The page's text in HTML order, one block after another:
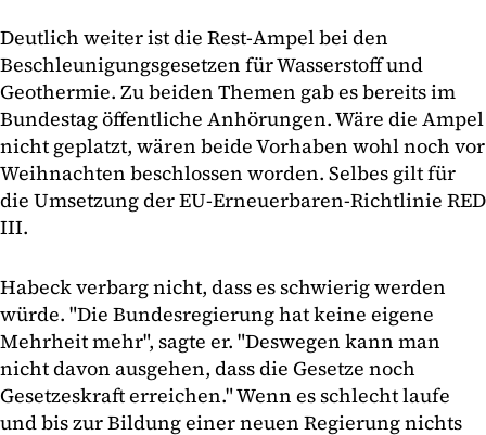
Deutlich weiter ist die Rest-Ampel bei den
Beschleunigungsgesetzen für Wasserstoff und
Geothermie. Zu beiden Themen gab es bereits im
Bundestag öffentliche Anhörungen. Wäre die Ampel
nicht geplatzt, wären beide Vorhaben wohl noch vor
Weihnachten beschlossen worden. Selbes gilt für
die Umsetzung der EU-Erneuerbaren-Richtlinie RED
III.
Habeck verbarg nicht, dass es schwierig werden
würde. "Die Bundesregierung hat keine eigene
Mehrheit mehr", sagte er. "Deswegen kann man
nicht davon ausgehen, dass die Gesetze noch
Gesetzeskraft erreichen." Wenn es schlecht laufe
und bis zur Bildung einer neuen Regierung nichts